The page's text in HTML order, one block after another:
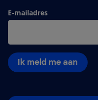
E-mailadres
Ik meld me aan